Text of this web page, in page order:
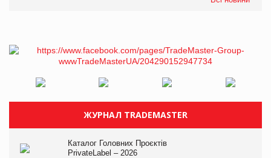
ЖУРНАЛ TRADEMASTER
Каталог Головних Проєктів
PrivateLabel – 2026